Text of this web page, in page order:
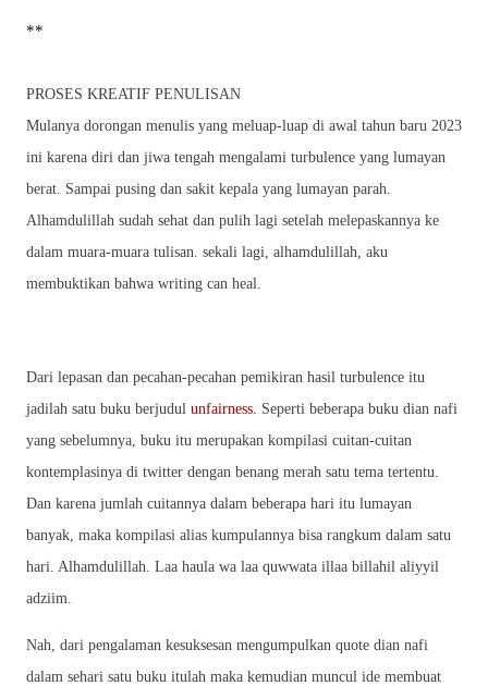
**
PROSES KREATIF PENULISAN
Mulanya dorongan menulis yang meluap-luap di awal tahun baru 2023
ini karena diri dan jiwa tengah mengalami turbulence yang lumayan
berat. Sampai pusing dan sakit kepala yang lumayan parah.
Alhamdulillah sudah sehat dan pulih lagi setelah melepaskannya ke
dalam muara-muara tulisan. sekali lagi, alhamdulillah, aku
membuktikan bahwa writing can heal.
Dari lepasan dan pecahan-pecahan pemikiran hasil turbulence itu
jadilah satu buku berjudul unfairness. Seperti beberapa buku dian nafi
yang sebelumnya, buku itu merupakan kompilasi cuitan-cuitan
kontemplasinya di twitter dengan benang merah satu tema tertentu.
Dan karena jumlah cuitannya dalam beberapa hari itu lumayan
banyak, maka kompilasi alias kumpulannya bisa rangkum dalam satu
hari. Alhamdulillah. Laa haula wa laa quwwata illaa billahil aliyyil
adziim.
Nah, dari pengalaman kesuksesan mengumpulkan quote dian nafi
dalam sehari satu buku itulah maka kemudian muncul ide membuat